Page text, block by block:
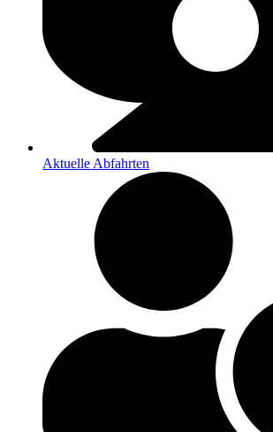
Aktuelle Abfahrten